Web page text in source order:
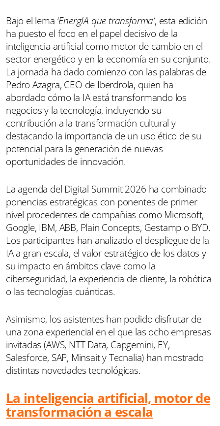
Bajo el lema ‘EnergIA que transforma’, esta edición
ha puesto el foco en el papel decisivo de la
inteligencia artificial como motor de cambio en el
sector energético y en la economía en su conjunto.
La jornada ha dado comienzo con las palabras de
Pedro Azagra, CEO de Iberdrola, quien ha
abordado cómo la IA está transformando los
negocios y la tecnología, incluyendo su
contribución a la transformación cultural y
destacando la importancia de un uso ético de su
potencial para la generación de nuevas
oportunidades de innovación.
La agenda del Digital Summit 2026 ha combinado
ponencias estratégicas con ponentes de primer
nivel procedentes de compañías como Microsoft,
Google, IBM, ABB, Plain Concepts, Gestamp o BYD.
Los participantes han analizado el despliegue de la
IA a gran escala, el valor estratégico de los datos y
su impacto en ámbitos clave como la
ciberseguridad, la experiencia de cliente, la robótica
o las tecnologías cuánticas.
Asimismo, los asistentes han podido disfrutar de
una zona experiencial en el que las ocho empresas
invitadas (AWS, NTT Data, Capgemini, EY,
Salesforce, SAP, Minsait y Tecnalia) han mostrado
distintas novedades tecnológicas.
La inteligencia artificial, motor de
transformación a escala